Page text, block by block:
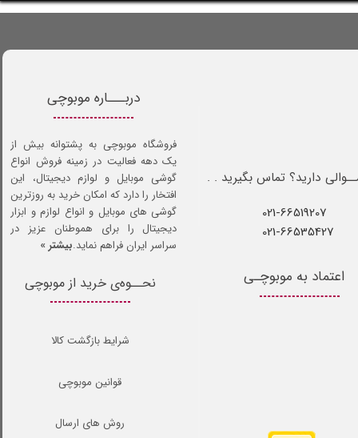
021-66519207​​​​​​​
021-66535427
دارید؟ تماس بگیرید . .
نحــوه‌ی خرید از موبوچی
شرایط بازگشت کالا
قوانین موبوچی
روش های ارسال
اعتماد به موبوچـی
دربـــاره موبوچی
فروشگاه موبوچی به پشتوانه بیش از
یک دهه فعالیت در زمینه فروش انواع
گوشی موبایل و لوازم دیجیتال، این
افتخار را دارد که امکان خرید به روزترین
گوشی های موبایل و انواع لوازم و ابزار
دیجیتال را برای هموطنان عزیز در
سراسر ایران فراهم نماید.بیشتر »